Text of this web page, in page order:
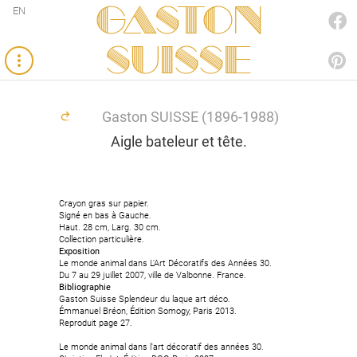
Gaston
SUISSE
EN
Gaston SUISSE (1896-1988)
Aigle bateleur et tête.
Crayon gras sur papier.
Signé en bas à Gauche.
Haut. 28 cm, Larg. 30 cm.
Collection particulière.
Exposition
Le monde animal dans L'Art Décoratifs des Années 30.
Du 7 au 29 juillet 2007, ville de Valbonne. France.
Bibliographie
Gaston Suisse Splendeur du laque art déco.
Émmanuel Bréon, Édition Somogy, Paris 2013.
Reproduit page 27.
Le monde animal dans l'art décoratif des années 30.
Crayon gras sur papier.
Signé en bas à Gauche.
Haut. 28 cm, Larg. 30 cm.
Collection particulière.
Exposition
Le monde animal dans L'Art Décoratifs des Années 30.
Du 7 au 29 juillet 2007, ville de Valbonne. France.
Bibliographie
Gaston Suisse Splendeur du laque art déco.
Émmanuel Bréon, Édition Somogy, Paris 2013.
Reproduit page 27.
Le monde animal dans l'art décoratif des années 30.